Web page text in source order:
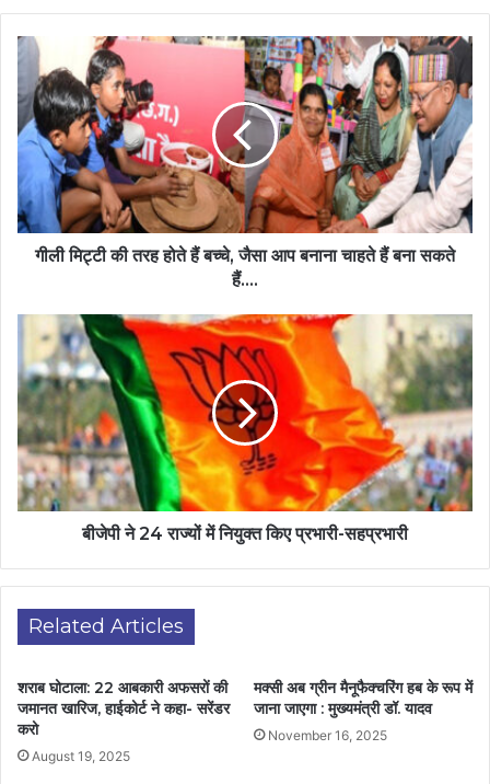
गीली मिट्टी की तरह होते हैं बच्चे, जैसा आप बनाना चाहते हैं बना सकते
हैं….
बीजेपी ने 24 राज्यों में नियुक्त किए प्रभारी-सहप्रभारी
Related Articles
शराब घोटाला: 22 आबकारी अफसरों की
जमानत खारिज, हाईकोर्ट ने कहा- सरेंडर
करो
August 19, 2025
मक्सी अब ग्रीन मैनूफैक्चरिंग हब के रूप में
जाना जाएगा : मुख्यमंत्री डॉ. यादव
November 16, 2025